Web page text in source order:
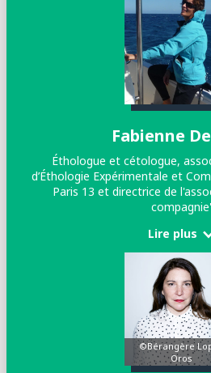
Fabienne
Éthologue et cétologue,
d’Éthologie Expérimentale et
Paris 13 et directrice de
compagnie'
Lire plus
©Bérangère
Oros